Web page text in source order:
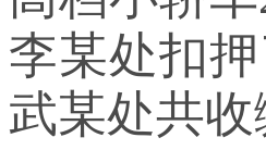
李某处扣
武某处共